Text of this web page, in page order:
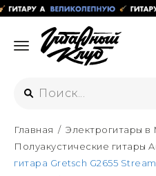
Интернет-
+7 (925) 125-54-
Москва
Главная
Электрогитары
Полуакустические гитары
гитара Gretsch G2655